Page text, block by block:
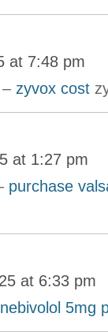
at 7:48 pm
zyvox cost
at 1:27 pm
purchase
at 6:33 pm
5mg